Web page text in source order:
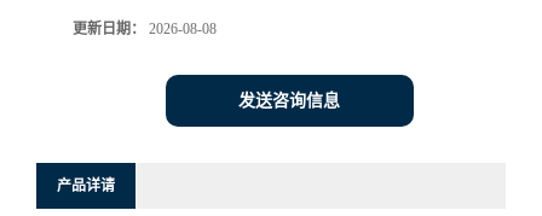
更新日期： 2026-08-08
发送咨询信息
产品详请